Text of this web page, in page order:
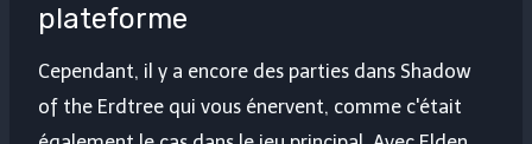
plateforme
Cependant, il y a encore des parties dans Shadow
of the Erdtree qui vous énervent, comme c'était